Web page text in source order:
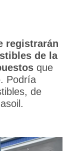
registrarán
de la
que
Podría
de